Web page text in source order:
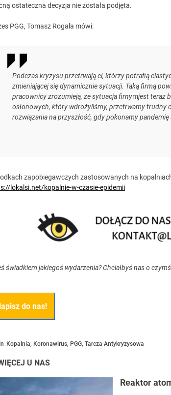
ostateczna decyzja nie została podjęta.
PGG, Tomasz Rogala mówi:
Podczas kryzysu przetrwają ci, którzy potrafią
zmieniającej się dynamicznie sytuacji. Taką firmą
pracownicy zrozumieją, że sytuacja firnymjest teraz
osłonowych, który wdrożyliśmy, przetrwamy
rozwiązania na przyszłość, gdy pokonamy
zapobiegawczych zastosowanych na
lokalsi.net/kopalnie-w-czasie-epidemii
świadkiem jakiegoś wydarzenia? Chciałbyś nas o
do nas!
In Kopalnia, Koronawirus, PGG, Tarcza Antykryzysowa
U NAS
Reaktor